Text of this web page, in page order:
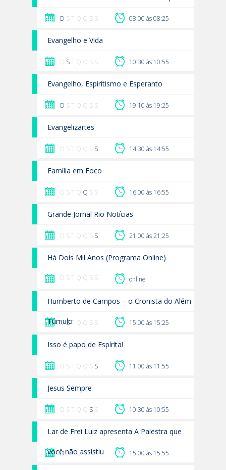
D S T Q Q S S 08:00 às 08:25
Evangelho e Vida
D S T Q Q S S 10:30 às 10:55
Evangelho, Espiritismo e Esperanto
D S T Q Q S S 19:10 às 19:25
Evangelizartes
D S T Q Q S S 14:30 às 14:55
Família em Foco
D S T Q Q S S 16:00 às 16:55
Grande Jornal Rio Notícias
D S T Q Q S S 21:00 às 21:25
Há Dois Mil Anos (Programa Online)
D S T Q Q S S online
Humberto de Campos – o Cronista do Além-
Túmulo
DST Q Q S S 15:00 às 15:25
Isso é papo de Espírita!
D S T Q Q S S 11:00 às 11:55
Jesus Sempre
D S T Q Q S S 10:30 às 10:55
Lar de Frei Luiz apresenta A Palestra que
você não assistiu
DS T Q Q S S 15:00 às 15:55